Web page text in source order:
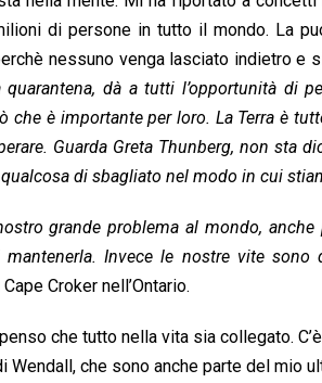
di persone in tutto il mondo. La
nessuno venga lasciato indietro e
quarantena, dà a tutti l’opportunità di
che è importante per loro. La Terra è
Guarda Greta Thunberg, non sta
di sbagliato nel modo in cui
grande problema al mondo,
Invece le nostre vite sono
Croker nell’Ontario.
che tutto nella vita sia collegato.
Wendall, che sono anche parte del mio